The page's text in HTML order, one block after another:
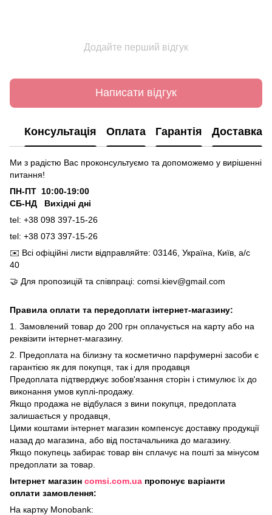
Додайте перший відгук
Написати відгук
Консультація Оплата Гарантія Доставка
Ми з радістю Вас проконсультуємо та допоможемо у вирішенні
питання!
ПН-ПТ 10:00-19:00
СБ-НД Вихідні дні
tel: +38 098 397-15-26
tel: +38 073 397-15-26
✉️ Всі офіційні листи відправляйте: 03146, Україна, Київ, а/с
40
🤝 Для пропозицій та співпраці: comsi.kiev@gmail.com
Правила оплати та передоплати інтернет-магазину:
1. Замовлений товар до 200 грн оплачується на карту або на
реквізити інтернет-магазину.
2. Предоплата на білизну та косметично парфумерні засоби є
гарантією як для покупця, так і для продавця
Предоплата підтверджує зобов'язання сторін і стимулює їх до
виконання умов куплі-продажу.
Якщо продажа не відбулася з вини покупця, предоплата
залишається у продавця,
Цими коштами інтернет магазин компенсує доставку продукції
назад до магазина, або від постачальника до магазину.
Якщо покупець забирає товар він сплачує на пошті за мінусом
предоплати за товар.
Інтернет магазин comsi.com.ua пропонує варіанти
оплати замовлення:
На картку Monobank: